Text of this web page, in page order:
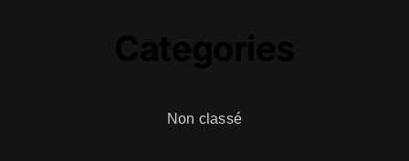
Non classé